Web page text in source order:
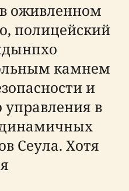
оживленном
полицейский
камнем
и
в
Сеула. Хотя